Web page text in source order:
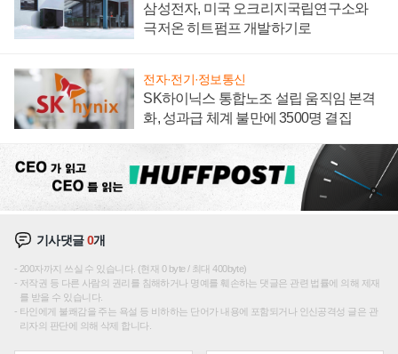
삼성전자, 미국 오크리지국립연구소와
극저온 히트펌프 개발하기로
전자·전기·정보통신
SK하이닉스 통합노조 설립 움직임 본격
화, 성과급 체계 불만에 3500명 결집
기사댓글0개
200자까지 쓰실 수 있습니다. (현재 0 byte / 최대 400byte)
저작권 등 다른 사람의 권리를 침해하거나 명예를 훼손하는 댓글은 관련 법률에 의해 제재
를 받을 수 있습니다.
타인에게 불쾌감을 주는 욕설 등 비하하는 단어가 내용에 포함되거나 인신공격성 글은 관
리자의 판단에 의해 삭제 합니다.